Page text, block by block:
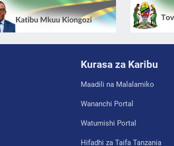
Kurasa za Karibu
Maadili na Malalamiko
Wananchi Portal
Watumishi Portal
Hifadhi za Taifa Tanzania